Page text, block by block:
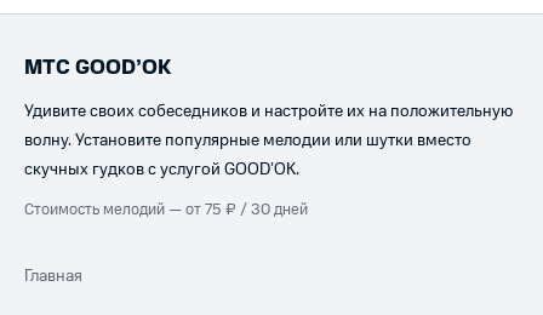
МТС GOOD’OK
Удивите своих собеседников и настройте их на положительную
волну. Установите популярные мелодии или шутки вместо
скучных гудков с услугой GOOD’OK.
Стоимость мелодий — от 75 ₽ / 30 дней
Главная